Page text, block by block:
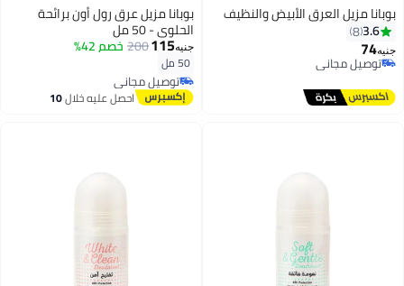
بوبانا مزيل العرق الأبيض والنظيف
3.6
8
جنيه74
توصيل مجاني
توصيل مجاني
بوبانا مزيل عرق رول أون برائحة
الحلوى - 50 مل
جنيه115
200 خصم 42%
50 مل
توصيل مجاني
توصيل مجانياحصل عليه خلال10